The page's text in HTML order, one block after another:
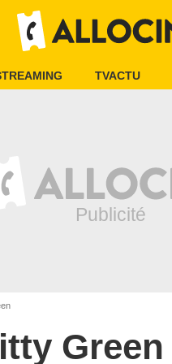
TVACTU
Green